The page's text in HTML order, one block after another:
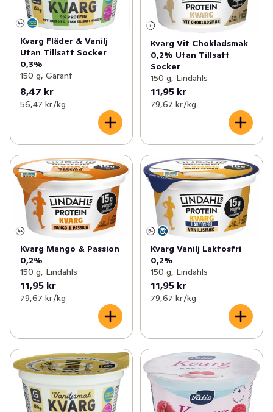
Kvarg Fläder & Vanilj
Utan Tillsatt Socker
0,3%
150 g, Garant
8,47 kr
56,47 kr /kg
Kvarg Vit Chokladsmak
0,2% Utan Tillsatt
Socker
150 g, Lindahls
11,95 kr
79,67 kr /kg
Kvarg Mango & Passion
0,2%
150 g, Lindahls
11,95 kr
79,67 kr /kg
Kvarg Vanilj Laktosfri
0,2%
150 g, Lindahls
11,95 kr
79,67 kr /kg